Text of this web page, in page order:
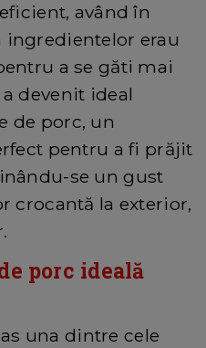
având în
ingredientelor erau
a se găti mai
devenit ideal
de porc, un
pentru a fi prăjit
se un gust
crocantă la exterior,
porc ideală
una dintre cele